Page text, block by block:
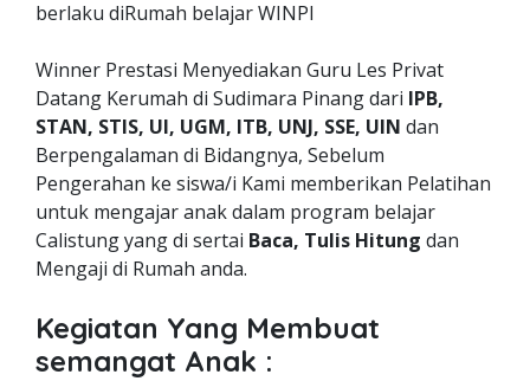
berlaku diRumah belajar WINPI
Winner Prestasi Menyediakan Guru Les Privat
Datang Kerumah di Sudimara Pinang dari IPB,
STAN, STIS, UI, UGM, ITB, UNJ, SSE, UIN dan
Berpengalaman di Bidangnya, Sebelum
Pengerahan ke siswa/i Kami memberikan Pelatihan
untuk mengajar anak dalam program belajar
Calistung yang di sertai Baca, Tulis Hitung dan
Mengaji di Rumah anda.
Kegiatan Yang Membuat
semangat Anak :